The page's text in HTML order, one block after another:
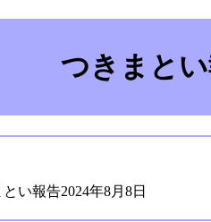
つきまとい
い報告2024年8月8日